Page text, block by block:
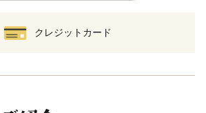
クレジットカード